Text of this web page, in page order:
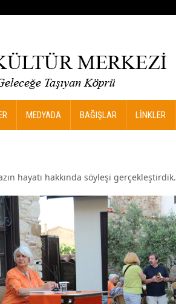
MEDYADA BAĞIŞLAR LINKLER
hayatı hakkında söyleşi gerçekleştirdik.